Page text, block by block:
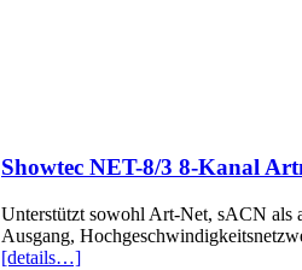
Showtec NET-8/3 8-Kanal
Unterstützt sowohl Art-Net, sACN als
Ausgang,
[details…]